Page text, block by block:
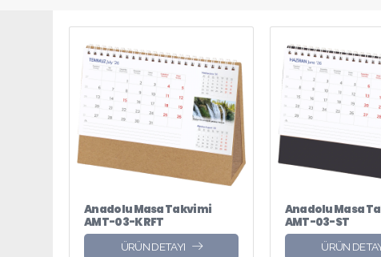
Anadolu Masa Takvimi
AMT-03-KRFT
ÜRÜN DETAYI
Anadolu Masa
AMT-03-ST
ÜRÜN